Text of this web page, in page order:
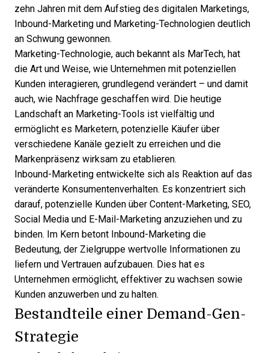
zehn Jahren mit dem Aufstieg des digitalen Marketings,
Inbound-Marketing und Marketing-Technologien deutlich
an Schwung gewonnen.
Marketing-Technologie, auch bekannt als MarTech, hat
die Art und Weise, wie Unternehmen mit potenziellen
Kunden interagieren, grundlegend verändert – und damit
auch, wie Nachfrage geschaffen wird. Die heutige
Landschaft an Marketing-Tools ist vielfältig und
ermöglicht es Marketern, potenzielle Käufer über
verschiedene Kanäle gezielt zu erreichen und die
Markenpräsenz wirksam zu etablieren.
Inbound-Marketing entwickelte sich als Reaktion auf das
veränderte Konsumentenverhalten. Es konzentriert sich
darauf, potenzielle Kunden über Content-Marketing, SEO,
Social Media und E-Mail-Marketing anzuziehen und zu
binden. Im Kern betont Inbound-Marketing die
Bedeutung, der Zielgruppe wertvolle Informationen zu
liefern und Vertrauen aufzubauen. Dies hat es
Unternehmen ermöglicht, effektiver zu wachsen sowie
Kunden anzuwerben und zu halten.
Bestandteile einer Demand-Gen-
Strategie